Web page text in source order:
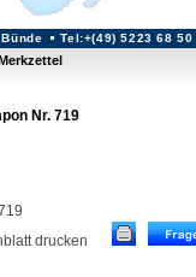
Tel:+(49) 5223 68 50
Merkzettel
Nr. 719
drucken